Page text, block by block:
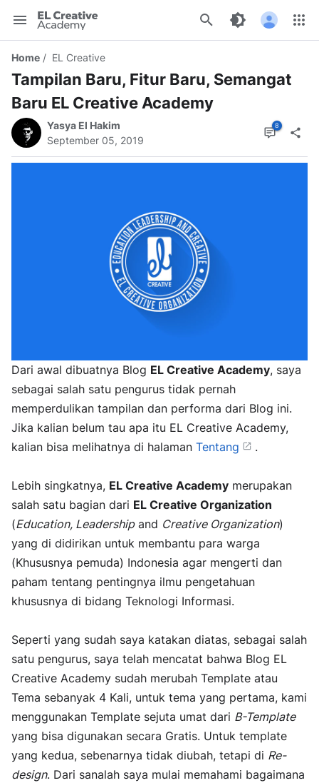
EL
Home EL Creative
Tampilan Baru, Fitur Baru, Semangat
Baru EL Creative Academy
Yasya El Hakim
September 05, 2019
Dari awal dibuatnya Blog EL Creative Academy, saya
sebagai salah satu pengurus tidak pernah
memperdulikan tampilan dan performa dari Blog ini.
Jika kalian belum tau apa itu EL Creative Academy,
kalian bisa melihatnya di halaman Tentang .
Lebih singkatnya, EL Creative Academy merupakan
salah satu bagian dari EL Creative Organization
(Education, Leadershipand Creative Organization)
yang di didirikan untuk membantu para warga
(Khususnya pemuda) Indonesia agar mengerti dan
paham tentang pentingnya ilmu pengetahuan
khususnya di bidang Teknologi Informasi.
Seperti yang sudah saya katakan diatas, sebagai salah
satu pengurus, saya telah mencatat bahwa Blog EL
Creative Academy sudah merubah Template atau
Tema sebanyak 4 Kali, untuk tema yang pertama, kami
menggunakan Template sejuta umat dari B-Template
yang bisa digunakan secara Gratis. Untuk template
yang kedua, sebenarnya tidak diubah, tetapi di Re-
design. Dari sanalah saya mulai memahami bagaimana